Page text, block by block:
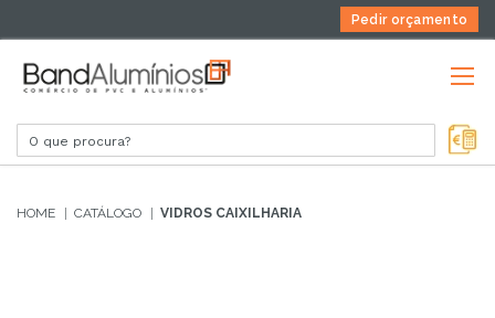
Pedir orçamento
HOME CATÁLOGO VIDROS CAIXILHARIA